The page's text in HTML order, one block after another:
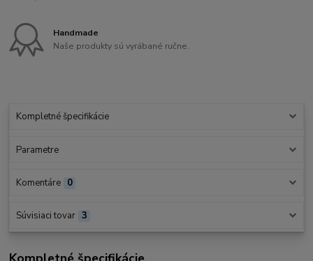
Handmade
Naše produkty sú vyrábané ručne.
Kompletné špecifikácie
Parametre
Komentáre 0
Súvisiaci tovar 3